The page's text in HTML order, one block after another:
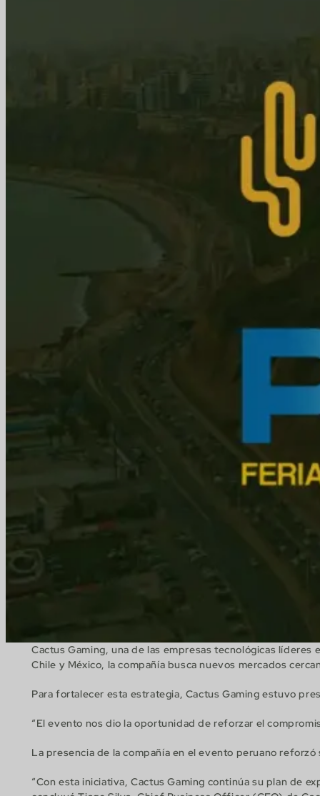
Cactus Gaming, una de las empresas tecnológicas
Chile y México, la compañía busca nuevos mercados
Para fortalecer esta estrategia, Cactus Gaming estuvo
“El evento nos dio la oportunidad de reforzar el
La presencia de la compañía en el evento peruano
“Con esta iniciativa, Cactus Gaming continúa su plan de